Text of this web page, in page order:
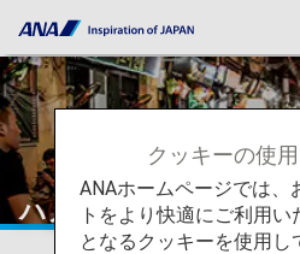
ハノイ
クッキーの使
ANAホームページでは、
トをより快適にご利用
となるクッキーを使用し